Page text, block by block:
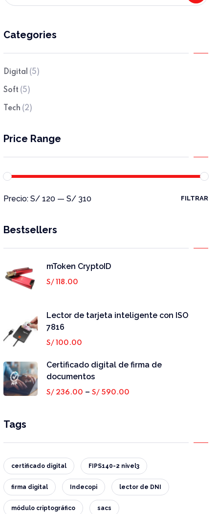
Categories
Digital (5)
Soft (5)
Tech (2)
Price Range
FILTRAR
Precio:S/ 120 —S/ 310
Bestsellers
mToken CryptoID
S/ 118.00
Lector de tarjeta inteligente con ISO
7816
S/ 100.00
Certificado digital de firma de
documentos
S/ 236.00 –S/ 590.00
Tags
certificado digital FIPS140-2 nivel3
firma digital Indecopi lector de DNI
módulo criptográfico sacs